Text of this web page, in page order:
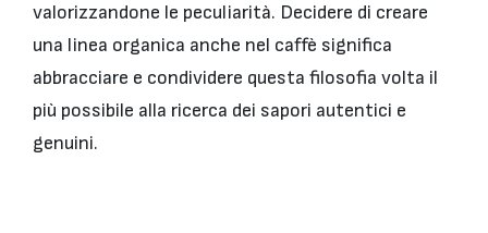
valorizzandone le peculiarità. Decidere di creare
una linea organica anche nel caffè significa
abbracciare e condividere questa filosofia volta il
più possibile alla ricerca dei sapori autentici e
genuini.